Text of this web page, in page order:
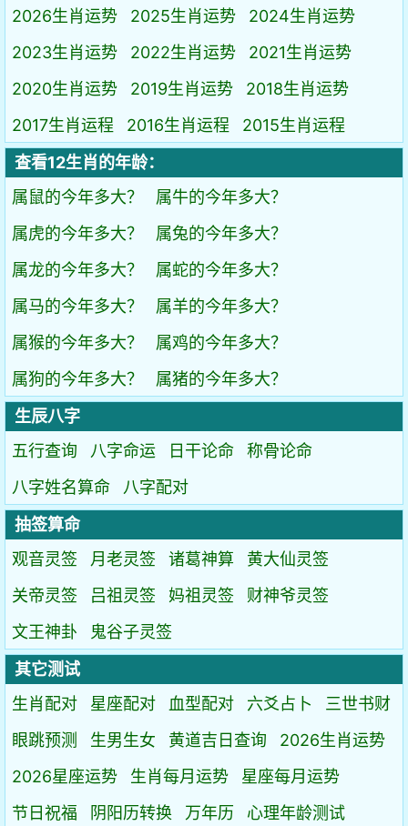
2026生肖运势
2025生肖运势
2024生肖运势
2023生肖运势
2022生肖运势
2021生肖运势
2020生肖运势
2019生肖运势
2018生肖运势
2017生肖运程
2016生肖运程
2015生肖运程
查看12生肖的年龄：
属鼠的今年多大？
属牛的今年多大？
属虎的今年多大？
属兔的今年多大？
属龙的今年多大？
属蛇的今年多大？
属马的今年多大？
属羊的今年多大？
属猴的今年多大？
属鸡的今年多大？
属狗的今年多大？
属猪的今年多大？
生辰八字
五行查询
八字命运 日干论命
称骨论命
八字姓名算命
八字配对
抽签算命
观音灵签
月老灵签 诸葛神算
黄大仙灵签
关帝灵签
吕祖灵签 妈祖灵签
财神爷灵签
文王神卦
鬼谷子灵签
其它测试
生肖配对
星座配对 血型配对 六爻占卜
三世书财
眼跳预测
生男生女 黄道吉日查询
2026生肖运势
2026星座运势
生肖每月运势
星座每月运势
节日祝福
阴阳历转换 万年历 心理年龄测试